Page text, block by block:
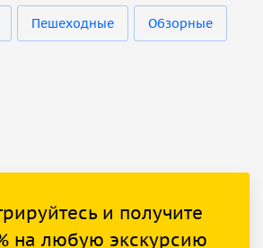
Пешеходные Обзорные
и получите
на любую экскурсию